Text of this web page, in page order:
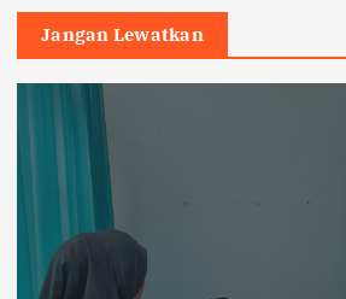
Jangan Lewatkan